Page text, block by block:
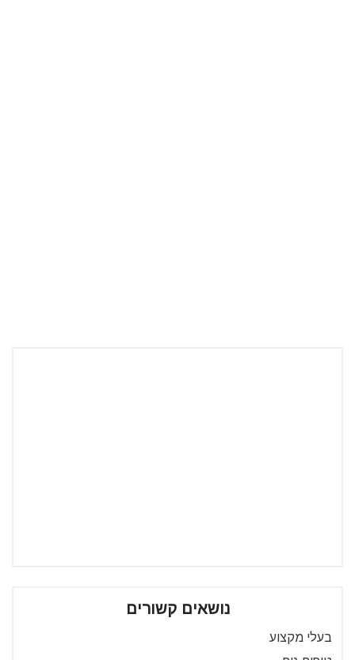
נושאים קשורים
בעלי מקצוע